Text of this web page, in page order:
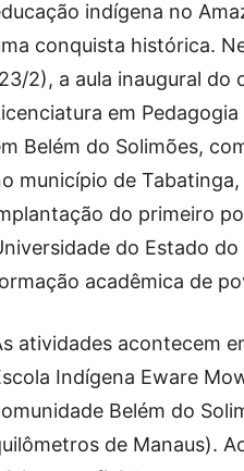
indígena no
conquista histórica.
2), a aula inaugural do
em
Belém do Solimões,
município de
do primeiro
do Estado
acadêmica de
atividades acontecem
Indígena Eware
Belém do
de Manaus).